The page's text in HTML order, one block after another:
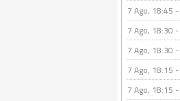
7 Ago, 18:45 -
7 Ago, 18:30 -
7 Ago, 18:30 -
7 Ago, 18:15 -
7 Ago, 18:15 -